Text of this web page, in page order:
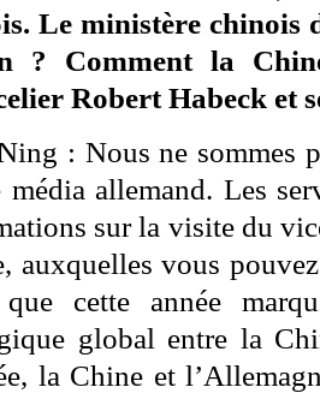
Le ministère chinois
? Comment la
Robert Habeck et
: Nous ne sommes
média allemand. Les
sur la visite du
auxquelles vous
que cette année
global entre la
la Chine et